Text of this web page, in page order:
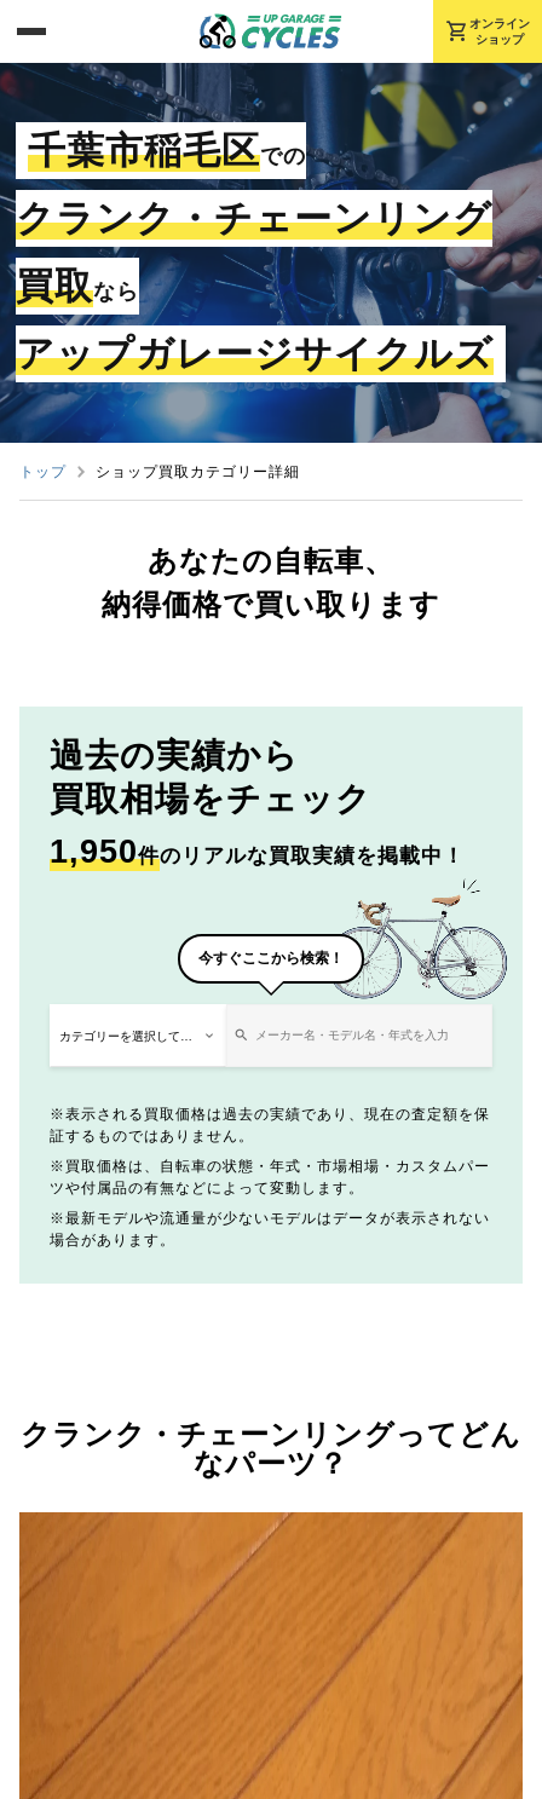
shopping_cart オンライン
ショップ
千葉市稲毛区での
クランク・チェーンリング
買取なら
アップガレージサイクルズ
トップ ショップ買取カテゴリー詳細
あなたの自転車、
納得価格で買い取ります
過去の実績から
買取相場をチェック
1,950件のリアルな買取実績を掲載中！
今すぐここから検索！
表示される買取価格は過去の実績であり、現在の査定額を保
証するものではありません。
買取価格は、自転車の状態・年式・市場相場・カスタムパー
ツや付属品の有無などによって変動します。
最新モデルや流通量が少ないモデルはデータが表示されない
場合があります。
クランク・チェーンリングってどん
なパーツ？